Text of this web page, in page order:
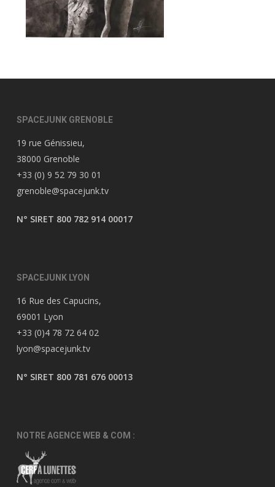
SPACEJUNK GRENOBLE
19 rue Génissieu,
38000 Grenoble
+33 (0) 9 52 79 30 01
grenoble@spacejunk.tv
N° SIRET 800 782 914 00017
SPACEJUNK LYON
16 Rue des Capucins,
69001 Lyon
+33 (0)4 78 72 64 02
lyon@spacejunk.tv
N° SIRET 800 781 676 00013
NOTRE AGENCE WEB & COM :